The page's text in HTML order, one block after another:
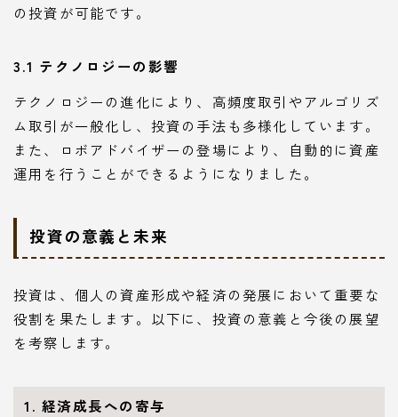
の投資が可能です。
3.1 テクノロジーの影響
テクノロジーの進化により、高頻度取引やアルゴリズ
ム取引が一般化し、投資の手法も多様化しています。
また、ロボアドバイザーの登場により、自動的に資産
運用を行うことができるようになりました。
投資の意義と未来
投資は、個人の資産形成や経済の発展において重要な
役割を果たします。以下に、投資の意義と今後の展望
を考察します。
1. 経済成長への寄与